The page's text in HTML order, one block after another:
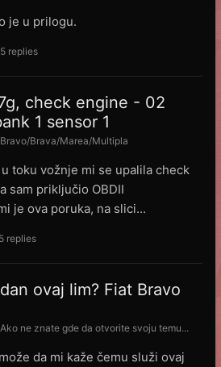
je u prilogu.
5 replies
check engine - 02
1 sensor 1
Bravo/Brava/Marea/Multipla
toku vožnje mi se upalila check
sam priključio OBDII
je ova poruka, na slici...
5 replies
ovaj lim? Fiat Bravo
Ako ne znate gde da otvorite svoju temu...
da mi kaže čemu služi ovaj